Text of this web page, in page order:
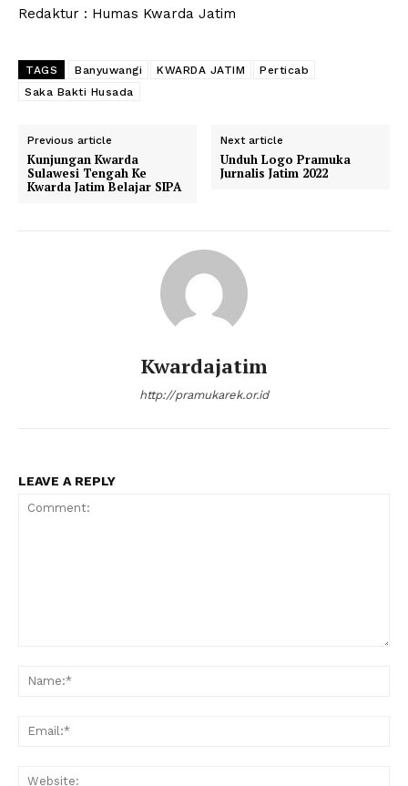
Redaktur : Humas Kwarda Jatim
TAGS Banyuwangi KWARDA JATIM
Perticab
Saka Bakti Husada
Previous article
Kunjungan Kwarda
Sulawesi Tengah Ke
Kwarda Jatim Belajar SIPA
Next article
Unduh Logo Pramuka
Jurnalis Jatim 2022
Kwardajatim
http://pramukarek.or.id
LEAVE A REPLY